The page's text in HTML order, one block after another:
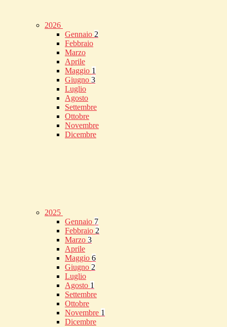
2026
Gennaio 2
Febbraio
Marzo
Aprile
Maggio 1
Giugno 3
Luglio
Agosto
Settembre
Ottobre
Novembre
Dicembre
2025
Gennaio 7
Febbraio 2
Marzo 3
Aprile
Maggio 6
Giugno 2
Luglio
Agosto 1
Settembre
Ottobre
Novembre 1
Dicembre